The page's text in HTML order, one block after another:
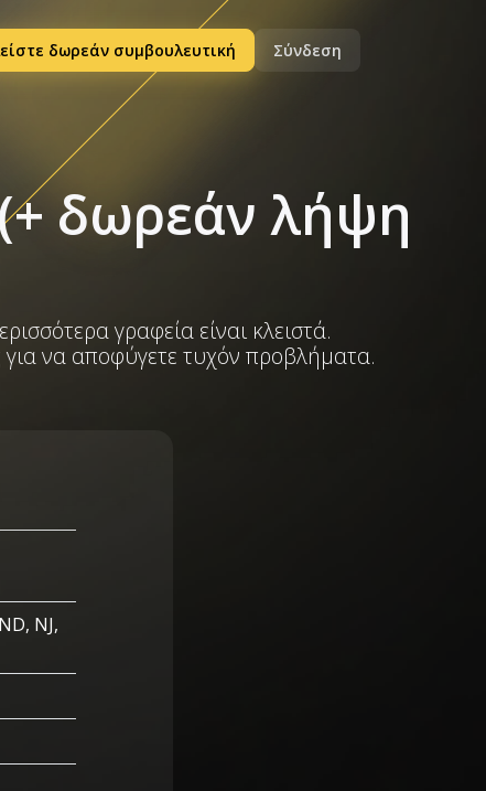
δωρεάν συμβουλευτική Σύνδεση
(+ δωρεάν λήψη
γραφεία είναι κλειστά.
να αποφύγετε τυχόν προβλήματα.
NJ,